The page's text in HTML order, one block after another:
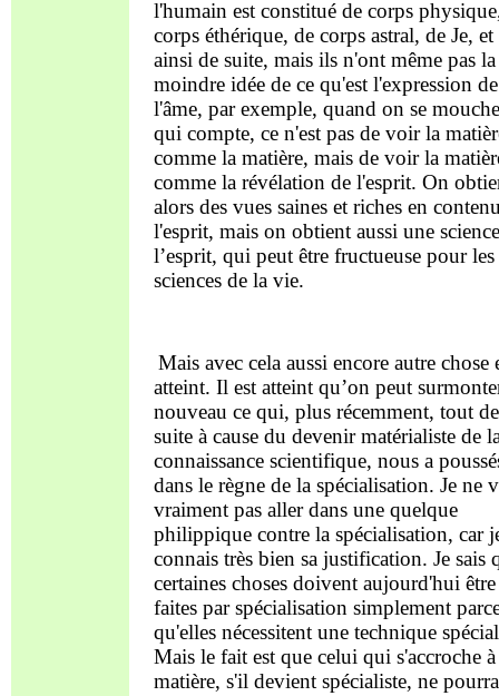
l'humain est constitué de corps
corps éthérique, de corps astral, de Je, et
ainsi de suite, mais ils n'ont même pas la
moindre idée de ce qu'est l'expression de
l'âme, par exemple, quand on se
qui compte, ce n'est pas de voir la
comme la matière, mais de voir la
comme la révélation de l'esprit. On
alors des vues saines et riches en
l'esprit, mais on obtient aussi une
l’esprit, qui peut être fructueuse pour les
sciences de la vie.
Mais avec cela aussi encore autre chose est atteint. Il est atteint qu’on peut surmonter à nouveau ce qui, plus récemment, tout de suite à cause du devenir matérialiste de la connaissance scientifique, nous a poussés dans le règne de la spécialisation. Je ne veux vraiment pas aller dans une quelque philippique contre la spécialisation, car je connais très bien sa justification. Je sais que certaines choses doivent aujourd'hui être faites par spécialisation simplement parce qu'elles nécessitent une technique spécialisée. Mais le fait est que celui qui s'accroche à la matière, s'il devient spécialiste, ne pourra jamais avoir une vision du monde applicable dans la vie, car les processus matériels sont un champ infini. Ils sont un champ infini en dehors de la nature, ils sont un champ infini dans l'humain. Si l'on étudie seulement le système nerveux humain en fonction de tout ce qui a été disponible jusqu'à présent, on peut y consacrer beaucoup de temps, en tout cas autant de temps que les spécialistes veulent habituellement y consacrer. Mais si dans ce qui se passe dans le système nerveux vous n'avez devant vous que ce que sont les processus matériels, que ce qui est exprimé dans les termes abstraits qui font maintenant l'objet de la science, alors rien ne vous conduit vers quelque chose d'universel qui puisse devenir la base d'une vision du monde. Dès que vous commencez à regarder le système nerveux humain scientifiquement- spirituellement, disons que vous ne pouvez pas du tout regarder ce système nerveux sans que ce que vous y trouvez d'efficace en tant qu'esprit vous conduise immédiatement à ce qui appartient maintenant au système musculaire, au système osseux, au système sensoriel en tant que spirituel-d’âme, car le spirituel n'est pas quelque chose qui se sépare en parties individuelles comme la matière, mais le spirituel est quelque chose qui se déploie comme une forme de membre, comme un organisme. Et tout comme je ne peux pas regarder un humain en me contentant de regarder ses cinq doigts et le recouvre sinon, je ne peux pas regarder ainsi un détail scientifiquement-spirituellement sans que ce que je perçois chez cet individu comme âme spirituelle me conduise à une totalité. Si nous sommes amenés à une telle globalité - même s'il ne s'agit peut-être que d'un spécialiste de la recherche sur le cerveau ou les nerfs -, nous pourrons néanmoins obtenir une image globale de l'humain à partir de la contemplation de ce membre particulier de l'organisme humain ; nous serons alors amenés à obtenir quelque chose de réellement universel pour une vision du monde, et alors est